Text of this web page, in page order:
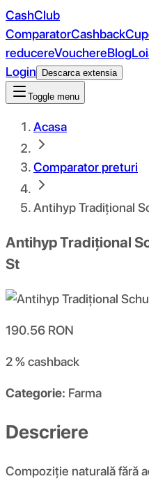
CashClub
ComparatorCashback
reducereVouchereBlog
Login
Descarca extensia
Toggle menu
Acasa
Comparator preturi
Antihyp Tradițional
Antihyp Tradițional
St
190.56 RON
2 %cashback
Categorie: Farma
Descriere
Compoziție naturală fără